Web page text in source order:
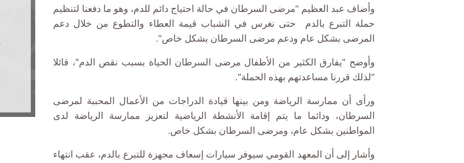
وأضاف عبد العظيم "مرضى السرطان في حالة احتياج دائم للدم، وهو ما دفعنا لتنظيم
حملة التبرع بالدم حتى نغرس في الشباب قيمة العطاء والتطوع من خلال دعم
المرضى بشكل عام ودعم مرضى السرطان بشكل خاص".
وأوضح "يفارق الكثير من الأطفال مرضى السرطان الحياة بسبب نقص الدم"، قائلا
"لذلك قررنا مساعدتهم بهذه الحملة".
ورأى أن ممارسة الرياضة ومن بينها قيادة الدراجات من الأعمال المحببة لمرضى
السرطان، ودائما ما يتم إقامة الأنشطة الرياضية لتعزيز ممارسة الرياضة لدى
المواطنين بشكل عام، ومرضى السرطان بشكل خاص.
وأشار إلى أن المعهد القومي سيوفر سيارات إسعاف مجهزة للتبرع بالدم، عقب انتهاء